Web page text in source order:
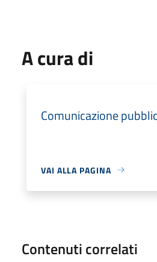
A cura di
Comunicazione
VAI ALLA PAGINA
Contenuti correlati